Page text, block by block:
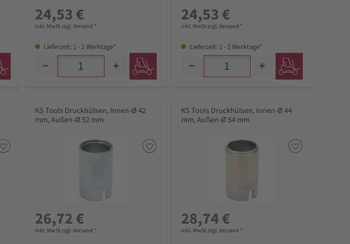
24,53 €
inkl. MwSt zzgl. Versand *
Lieferzeit: 1 - 2 Werktage*
24,53 €
inkl. MwSt zzgl. Versand *
Lieferzeit: 1 - 2 Werktage*
KS Tools Druckhülsen, Innen-Ø 42
mm, Außen-Ø 52 mm
26,72 €
inkl. MwSt zzgl. Versand *
KS Tools Druckhülsen, Innen-Ø 44
mm, Außen-Ø 54 mm
28,74 €
inkl. MwSt zzgl. Versand *